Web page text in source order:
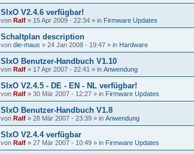
SIxO V2.4.6 verfügbar!
von Ralf » 15 Apr 2009 - 22:34 » in Firmware Updates
Schaltplan description
von die-maus » 24 Jan 2008 - 19:47 » in Hardware
SIxO Benutzer-Handbuch V1.10
von Ralf » 17 Apr 2007 - 22:41 » in Anwendung
SIxO V2.4.5 - DE - EN - NL verfügbar!
von Ralf » 30 Mär 2007 - 12:27 » in Firmware Updates
SIxO Benutzer-Handbuch V1.8
von Ralf » 28 Mär 2007 - 23:39 » in Anwendung
SIxO V2.4.4 verfügbar
von Ralf » 27 Mär 2007 - 10:49 » in Firmware Updates